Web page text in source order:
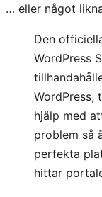
… eller något
Den
WordPress
WordPress,
hjälp med
problem så
perfekta
hittar